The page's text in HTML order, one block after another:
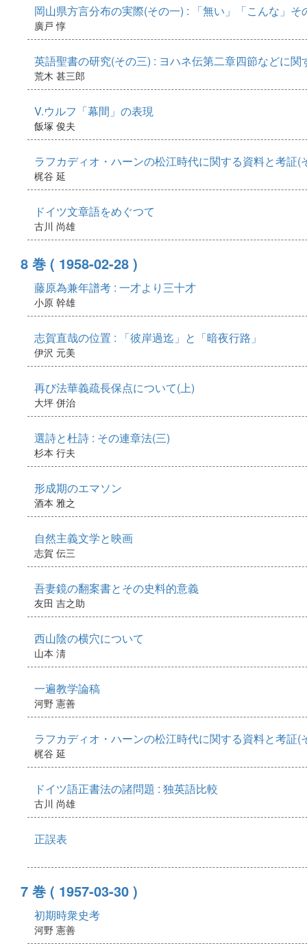
岡山県方言分布の実際(その一) : 「無い」「こんな」
廣戸 惇
英語聖書の研究(その三) : ヨハネ伝第二章四節などに関
荒木 甚三郎
V.ウルフ「幕間」の表現
飯塚 俊夫
ラフカディオ・ハーンの松江時代に関する資料と考証(
梶谷 延
ドイツ文章語をめぐつて
古川 尚雄
8 巻 ( 1958-02-28 )
藤原為兼年譜考 : 一才より三十才
小原 幹雄
志賀直哉の位置 : 「彼岸過迄」と「暗夜行路」
伊沢 元美
再び法華義疏長保点について(上)
大坪 併治
選詩と杜詩 : その連章法(三)
杉本 行夫
形成期のエマソン
酒本 雅之
自然主義文学と映画
志賀 伝三
吾妻鏡の翻案書とその史料的意義
友田 吉之助
西山陰の横穴について
山本 淸
一遍教学論稿
河野 憲善
ラフカディオ・ハーンの松江時代に関する資料と考証(
梶谷 延
ドイツ語正書法の諸問題 : 独英語比較
古川 尚雄
正誤表
7 巻 ( 1957-03-30 )
初期時衆史考
河野 憲善